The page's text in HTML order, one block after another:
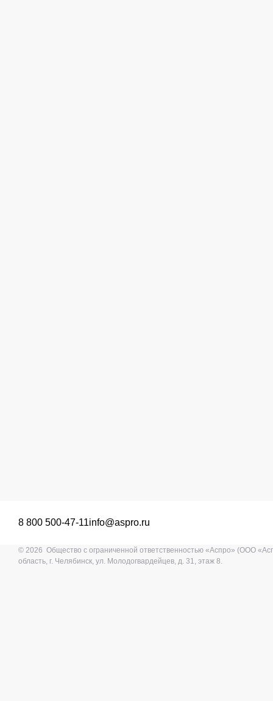
8 800 500-47-11info@aspro.ru
© 2026 Общество с ограниченной ответственностью «Аспро» (ООО
область, г. Челябинск, ул. Молодогвардейцев, д. 31, этаж 8.